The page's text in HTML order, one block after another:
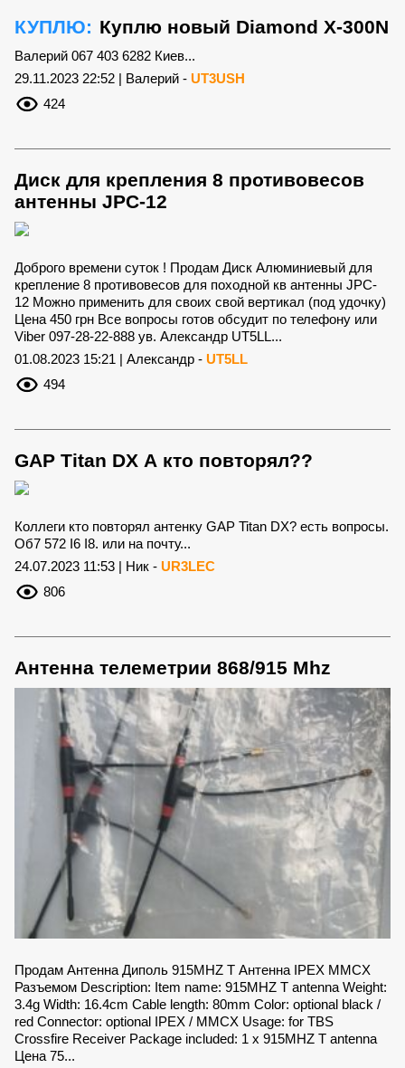
КУПЛЮ: Куплю новый Diamond X-300N
Валерий 067 403 6282 Киев...
29.11.2023 22:52 | Валерий - UT3USH
424
Диск для крепления 8 противовесов
антенны JPC-12
Доброго времени суток ! Продам Диск Алюминиевый для
крепление 8 противовесов для походной кв антенны JPC-
12 Можно применить для своих свой вертикал (под удочку)
Цена 450 грн Все вопросы готов обсудит по телефону или
Viber 097-28-22-888 ув. Александр UT5LL...
01.08.2023 15:21 | Александр - UT5LL
494
GAP Titan DX А кто повторял??
Коллеги кто повторял антенку GAP Titan DX? есть вопросы.
Oб7 572 I6 I8. или на почту...
24.07.2023 11:53 | Ник - UR3LEC
806
Антенна телеметрии 868/915 Mhz
Продам Антенна Диполь 915MHZ T Антенна IPEX MMCX
Разъемом Description: Item name: 915MHZ T antenna Weight:
3.4g Width: 16.4cm Cable length: 80mm Color: optional black /
red Connector: optional IPEX / MMCX Usage: for TBS
Crossfire Receiver Package included: 1 x 915MHZ T antenna
Цена 75...